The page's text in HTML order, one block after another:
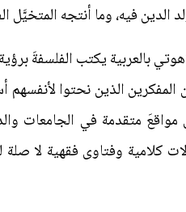
الدين فيه، وما أنتجه
بالعربية يكتب الفلسفةَ
الذين نحتوا لأنفسهم
مواقعَ متقدمة في الجامعات
كلامية وفتاوى فقهية لا صلة